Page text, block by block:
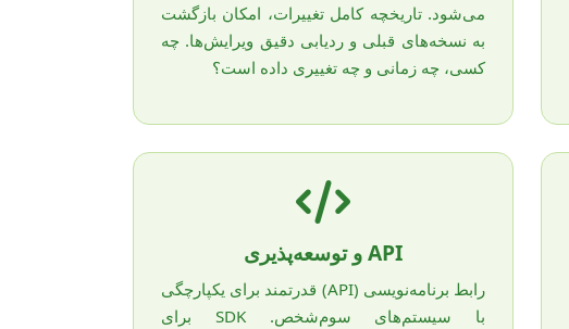
می‌شود. تاریخچه کامل تغییرات، امکان بازگشت
به نسخه‌های قبلی و ردیابی دقیق ویرایش‌ها. چه
کسی، چه زمانی و چه تغییری داده است؟
API و توسعه‌پذیری
رابط برنامه‌نویسی (API) قدرتمند برای یکپارچگی
با سیستم‌های سوم‌شخص. SDK برای